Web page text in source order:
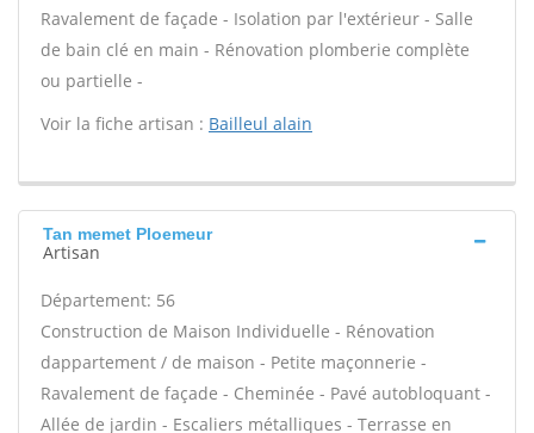
Ravalement de façade - Isolation par l'extérieur - Salle
de bain clé en main - Rénovation plomberie complète
ou partielle -
Voir la fiche artisan : Bailleul alain
Tan memet Ploemeur
Artisan
Département: 56
Construction de Maison Individuelle - Rénovation
dappartement / de maison - Petite maçonnerie -
Ravalement de façade - Cheminée - Pavé autobloquant -
Allée de jardin - Escaliers métalliques - Terrasse en